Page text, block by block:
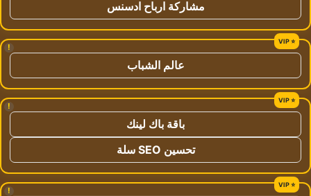
مشاركة ارباح ادسنس
!
عالم الشباب
!
باقة باك لينك
تحسين SEO سلة
!